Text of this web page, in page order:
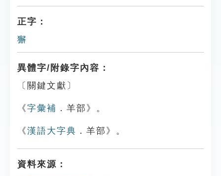
正字：
獬
異體字/附錄字內容：
〔關鍵文獻〕
《字彙補 ．羊部》。
《漢語大字典 ．羊部》。
資料來源：